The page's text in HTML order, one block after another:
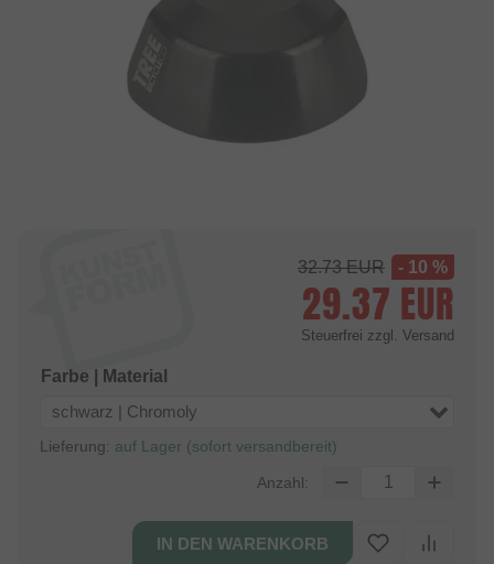
32.73EUR - 10 %
29.37 EUR
Steuerfrei zzgl. Versand
Farbe | Material
schwarz | Chromoly
Lieferung: auf Lager (sofort versandbereit)
Anzahl: